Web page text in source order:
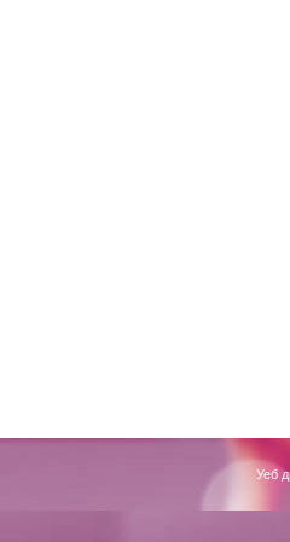
Уеб